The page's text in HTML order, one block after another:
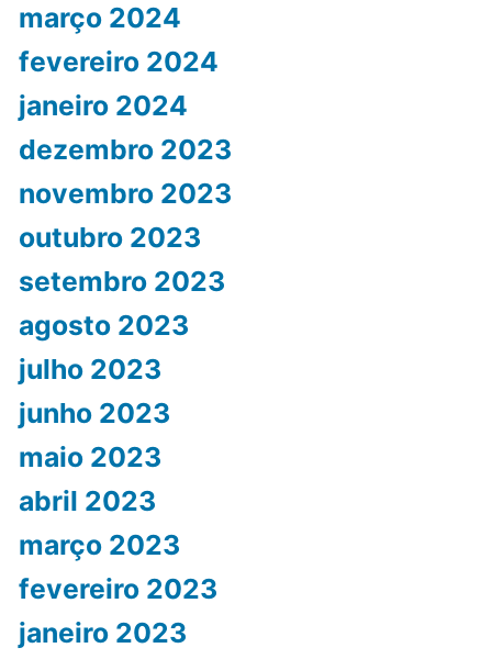
março 2024
fevereiro 2024
janeiro 2024
dezembro 2023
novembro 2023
outubro 2023
setembro 2023
agosto 2023
julho 2023
junho 2023
maio 2023
abril 2023
março 2023
fevereiro 2023
janeiro 2023